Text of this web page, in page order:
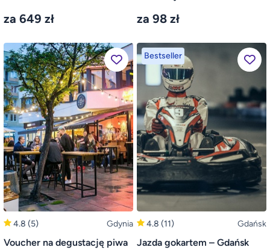
za 649 zł za 98 zł
4.8 (5) Gdynia
Voucher na degustację piwa
Bestseller
4.8 (11) Gdańsk
Jazda gokartem – Gdańsk